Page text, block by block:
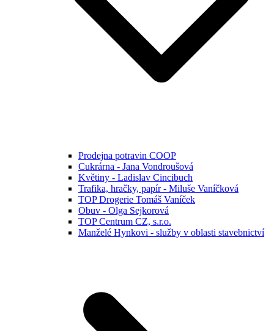
Prodejna potravin COOP
Cukrárna - Jana Vondroušová
Květiny - Ladislav Cincibuch
Trafika, hračky, papír - Miluše Vaníčková
TOP Drogerie Tomáš Vaníček
Obuv - Olga Sejkorová
TOP Centrum CZ, s.r.o.
Manželé Hynkovi - služby v oblasti stavebnictví